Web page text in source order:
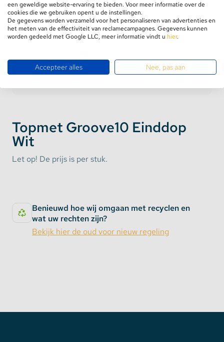
Product informatie
Topmet Groove10 Einddop
Wit
Let op! De prijs is per stuk.
Benieuwd hoe wij omgaan met recyclen en
wat uw rechten zijn?
Bekijk hier de oud voor nieuw regeling
een geweldige website-ervaring te bieden. Voor meer informatie over de
cookies die we gebruiken opent u de instellingen.
De gegevens worden verzameld voor het personaliseren van advertenties en
het meten van de effectiviteit van reclamecampagnes. Gegevens kunnen
worden gedeeld met Google LLC, meer informatie vindt u hier.
Accepteer alles Nee, pas aan